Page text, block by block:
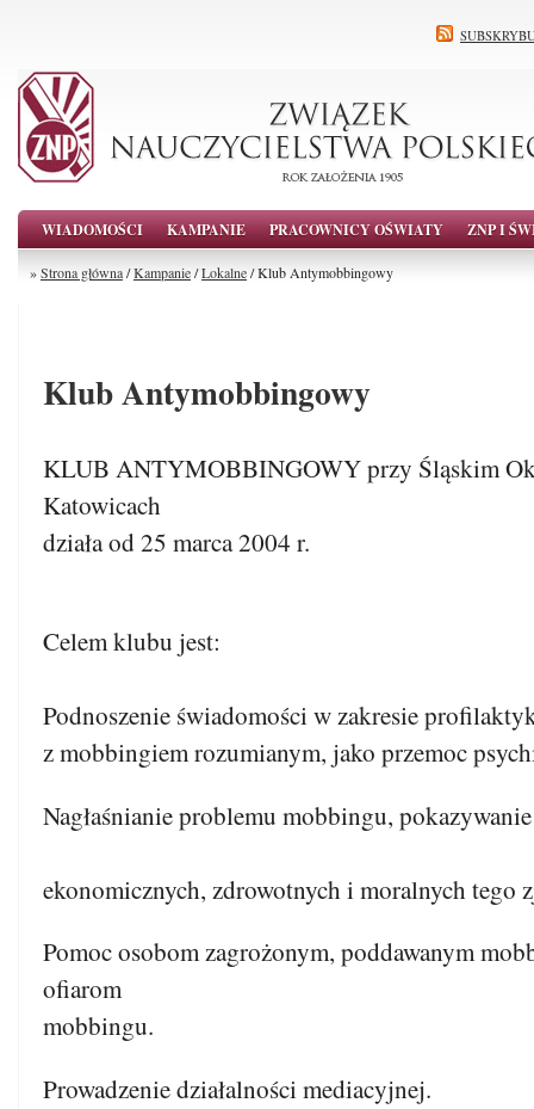
WIADOMOŚCI KAMPANIE PRACOWNICY OŚWIATY ZNP I
»Strona główna/Kampanie/Lokalne/ Klub Antymobbingowy
Klub Antymobbingowy
KLUB ANTYMOBBINGOWY przy Śląskim
Katowicach
działa od 25 marca 2004 r.
Celem klubu jest:
Podnoszenie świadomości w zakresie
z mobbingiem rozumianym, jako przemoc
Nagłaśnianie problemu mobbingu,
ekonomicznych, zdrowotnych i moralnych tego
Pomoc osobom zagrożonym, poddawanym
ofiarom
mobbingu.
Prowadzenie działalności mediacyjnej.